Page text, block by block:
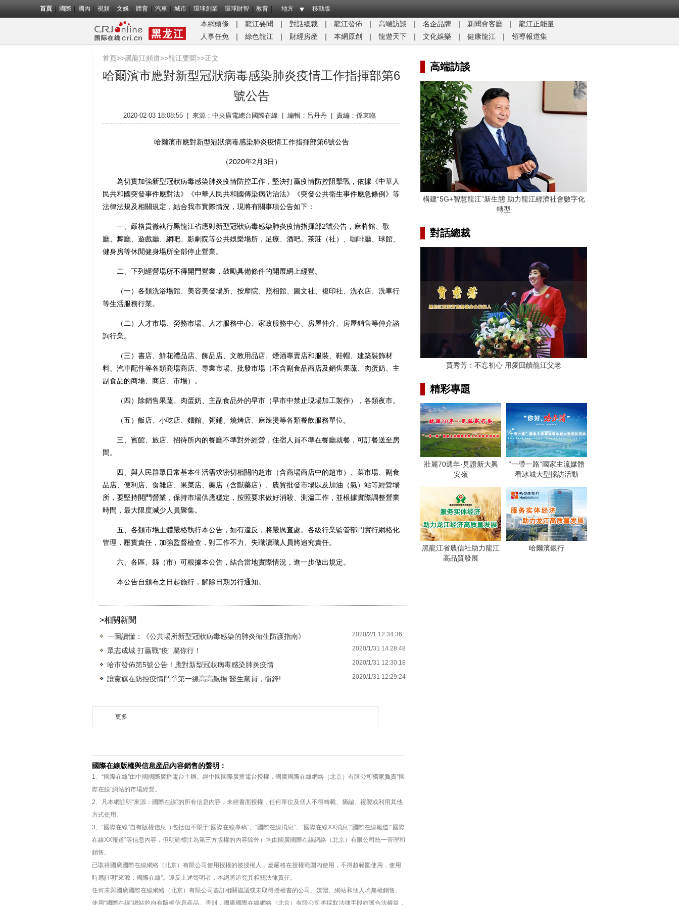
首頁 國際 國內 視頻 文娛 體育 汽車 城市 環球創業 環球財智 教育 地方 移動版
本網頭條 ｜ 龍江要聞 ｜ 對話總裁 ｜ 龍江發佈 ｜ 高端訪談 ｜ 名企品牌 ｜ 新聞會客廳 ｜
龍江正能量​
人事任免
｜ 綠色龍江 ｜ 財經房産 ｜ 本網原創 ｜ 龍遊天下 ｜ 文化娛樂 ｜ 健康龍江 ｜ 領導報道集
首頁>>黑龍江頻道>>龍江要聞>>正文
哈爾濱市應對新型冠狀病毒感染肺炎疫情工作指揮部第6
號公告
2020-02-03 18:08:55 來源：中央廣電總台國際在線 編輯：呂丹丹 責編：孫東臨
哈爾濱市應對新型冠狀病毒感染肺炎疫情工作指揮部第6號公告
（2020年2月3日）
為切實加強新型冠狀病毒感染肺炎疫情防控工作，堅決打贏疫情防控阻擊戰，依據《中華人
民共和國突發事件應對法》《中華人民共和國傳染病防治法》《突發公共衛生事件應急條例》等
法律法規及相關規定，結合我市實際情況，現將有關事項公告如下：
一、嚴格貫徹執行黑龍江省應對新型冠狀病毒感染肺炎疫情指揮部2號公告，麻將館、歌
廳、舞廳、遊戲廳、網吧、影劇院等公共娛樂場所，足療、酒吧、茶莊（社）、咖啡廳、球館、
健身房等休閒健身場所全部停止營業。
二、下列經營場所不得開門營業，鼓勵具備條件的開展網上經營。
（一）各類洗浴場館、美容美發場所、按摩院、照相館、圖文社、複印社、洗衣店、洗車行
等生活服務行業。
（二）人才市場、勞務市場、人才服務中心、家政服務中心、房屋仲介、房屋銷售等仲介諮
詢行業。
（三）書店、鮮花禮品店、飾品店、文教用品店、煙酒專賣店和服裝、鞋帽、建築裝飾材
料、汽車配件等各類商場商店、專業市場、批發市場（不含副食品商店及銷售果蔬、肉蛋奶、主
副食品的商場、商店、市場）。
（四）除銷售果蔬、肉蛋奶、主副食品外的早市（早市中禁止現場加工製作），各類夜市。
（五）飯店、小吃店、麵館、粥鋪、燒烤店、麻辣燙等各類餐飲服務單位。
三、賓館、旅店、招待所內的餐廳不準對外經營，住宿人員不準在餐廳就餐，可訂餐送至房
間。
四、與人民群眾日常基本生活需求密切相關的超市（含商場商店中的超市）、菜市場、副食
品店、便利店、食雜店、果菜店、藥店（含獸藥店）、農貿批發市場以及加油（氣）站等經營場
所，要堅持開門營業，保持市場供應穩定，按照要求做好消殺、測溫工作，並根據實際調整營業
時間，最大限度減少人員聚集。
五、各類市場主體嚴格執行本公告，如有違反，將嚴厲查處。各級行業監管部門實行網格化
管理，壓實責任，加強監督檢查，對工作不力、失職瀆職人員將追究責任。
六、各區、縣（市）可根據本公告，結合當地實際情況，進一步做出規定。
本公告自頒布之日起施行，解除日期另行通知。
>相關新聞
一圖讀懂：《公共場所新型冠狀病毒感染的肺炎衛生防護指南》 2020/2/1 12:34:36
眾志成城 打贏戰“疫” 屬你行！ 2020/1/31 14:28:48
哈市發佈第5號公告！應對新型冠狀病毒感染肺炎疫情 2020/1/31 12:30:18
讓黨旗在防控疫情鬥爭第一線高高飄揚 醫生黨員，衝鋒! 2020/1/31 12:29:24
更多
國際在線版權與信息産品內容銷售的聲明：
1、“國際在線”由中國國際廣播電台主辦。經中國國際廣播電台授權，國廣國際在線網絡（北京）有限公司獨家負責“國
際在線”網站的市場經營。
2、凡本網註明“來源：國際在線”的所有信息內容，未經書面授權，任何單位及個人不得轉載、摘編、複製或利用其他
方式使用。
3、“國際在線”自有版權信息（包括但不限于“國際在線專稿”、“國際在線消息”、“國際在線XX消息”“國際在線報道”“國際
在線XX報道”等信息內容，但明確標注為第三方版權的內容除外）均由國廣國際在線網絡（北京）有限公司統一管理和
銷售。
已取得國廣國際在線網絡（北京）有限公司使用授權的被授權人，應嚴格在授權範圍內使用，不得超範圍使用，使用
時應註明“來源：國際在線”。違反上述聲明者，本網將追究其相關法律責任。
任何未與國廣國際在線網絡（北京）有限公司簽訂相關協議或未取得授權書的公司、媒體、網站和個人均無權銷售、
使用“國際在線”網站的自有版權信息産品。否則，國廣國際在線網絡（北京）有限公司將採取法律手段維護合法權益，
高端訪談
構建“5G+智慧龍江”新生態 助力龍江經濟社會數字化
轉型
對話總裁
賈秀芳：不忘初心 用愛回饋龍江父老
精彩專題
壯麗70週年·見證新大興
安嶺
“一帶一路”國家主流媒體
看冰城大型採訪活動
黑龍江省農信社助力龍江
高品質發展
哈爾濱銀行